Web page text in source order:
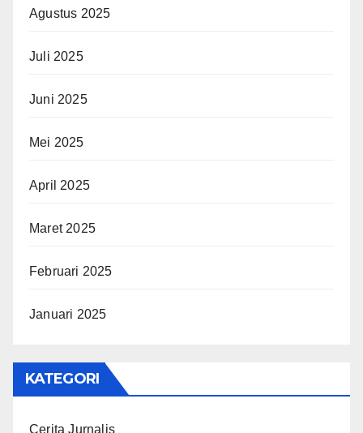
Agustus 2025
Juli 2025
Juni 2025
Mei 2025
April 2025
Maret 2025
Februari 2025
Januari 2025
KATEGORI
Cerita Jurnalis